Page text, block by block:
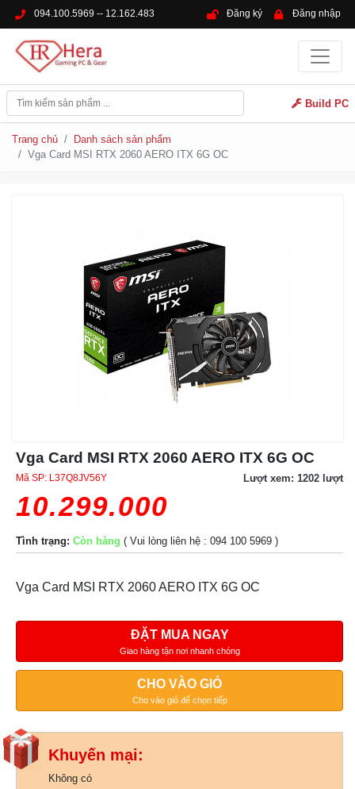
094.100.5969 -- 12.162.483 Đăng ký Đăng nhập
Build PC
Trang chủ
Danh sách sản phẩm
Vga Card MSI RTX 2060 AERO ITX 6G OC
Vga Card MSI RTX 2060 AERO ITX 6G OC
Mã SP: L37Q8JV56Y Lượt xem: 1202 lượt
10.299.000
Tình trạng: Còn hàng ( Vui lòng liên hệ : 094 100 5969 )
Vga Card MSI RTX 2060 AERO ITX 6G OC
ĐẶT MUA NGAY
Giao hàng tận nơi nhanh chóng
CHO VÀO GIỎ
Cho vào giỏ để chọn tiếp
Khuyến mại:
Không có